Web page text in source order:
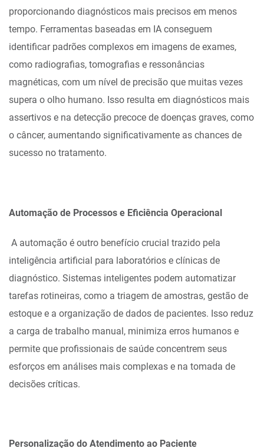
proporcionando diagnósticos mais precisos em menos
tempo. Ferramentas baseadas em IA conseguem
identificar padrões complexos em imagens de exames,
como radiografias, tomografias e ressonâncias
magnéticas, com um nível de precisão que muitas vezes
supera o olho humano. Isso resulta em diagnósticos mais
assertivos e na detecção precoce de doenças graves, como
o câncer, aumentando significativamente as chances de
sucesso no tratamento.
Automação de Processos e Eficiência Operacional
A automação é outro benefício crucial trazido pela
inteligência artificial para laboratórios e clínicas de
diagnóstico. Sistemas inteligentes podem automatizar
tarefas rotineiras, como a triagem de amostras, gestão de
estoque e a organização de dados de pacientes. Isso reduz
a carga de trabalho manual, minimiza erros humanos e
permite que profissionais de saúde concentrem seus
esforços em análises mais complexas e na tomada de
decisões críticas.
Personalização do Atendimento ao Paciente